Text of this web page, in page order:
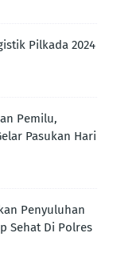
Pilkada 2024
Pemilu,
Pasukan Hari
Penyuluhan
Sehat Di Polres